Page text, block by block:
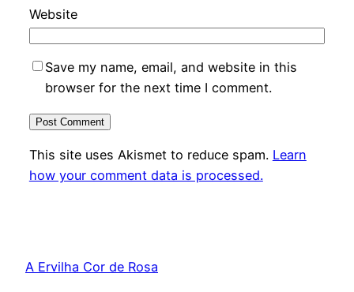
Website
Save my name, email, and website in this
browser for the next time I comment.
This site uses Akismet to reduce spam. Learn
how your comment data is processed.
A Ervilha Cor de Rosa